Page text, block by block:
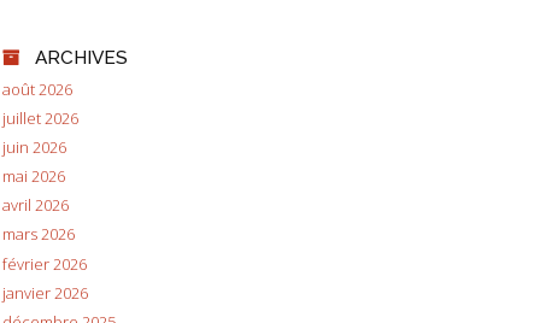
ARCHIVES
août 2026
juillet 2026
juin 2026
mai 2026
avril 2026
mars 2026
février 2026
janvier 2026